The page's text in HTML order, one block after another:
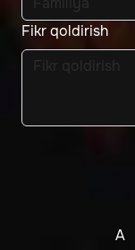
Fikr qoldirish
A